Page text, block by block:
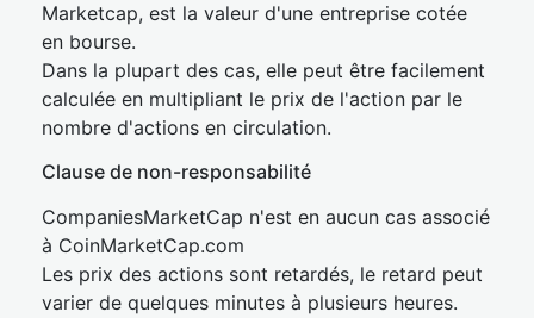
Marketcap, est la valeur d'une entreprise cotée
en bourse.
Dans la plupart des cas, elle peut être facilement
calculée en multipliant le prix de l'action par le
nombre d'actions en circulation.
Clause de non-responsabilité
CompaniesMarketCap n'est en aucun cas associé
à CoinMarketCap.com
Les prix des actions sont retardés, le retard peut
varier de quelques minutes à plusieurs heures.